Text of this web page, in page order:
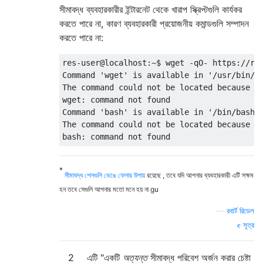
সীমাবদ্ধ ব্যবহারকারীর ইন্টারনেট থেকে খারাপ স্ক্রিপ্টগুলি কার্যকর
করতে পারে না, কারণ ব্যবহারকারী প্রয়োজনীয় কমান্ডগুলি সম্পাদন
করতে পারে না:
res-user@localhost:~$ wget -qO- https://
Command 'wget' is available in '/usr/bin/
The command could not be located
wget: command not found
Command 'bash' is available in '/bin/bash'
The command could not be located
*
সীমাবদ্ধ শেলগুলি ভেঙে ফেলার উপায়রয়েছে , তবে যদি আপনার ব্যবহারকারী এটি সক্ষম
হন তবে সেগুলি আপনার মতো মনে হয় না gu
রবার্ট রিডেল
সূত্র
2 এটি "একটি অত্যন্তসীমাবদ্ধ পরিবেশ অর্জন করার চেষ্টা